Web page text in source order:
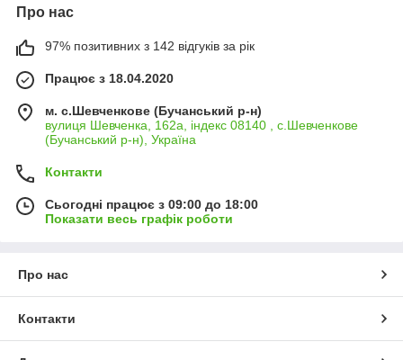
Про нас
97% позитивних з 142 відгуків за рік
Працює з 18.04.2020
м. с.Шевченкове (Бучанський р-н)
вулиця Шевченка, 162а, індекс 08140 , с.Шевченкове
(Бучанський р-н), Україна
Контакти
Сьогодні працює з 09:00 до 18:00
Показати весь графік роботи
Про нас
Контакти